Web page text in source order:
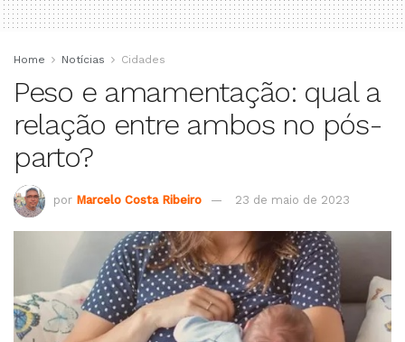
Home Notícias Cidades
Peso e amamentação: qual a
relação entre ambos no pós-
parto?
por Marcelo Costa Ribeiro 23 de maio de 2023